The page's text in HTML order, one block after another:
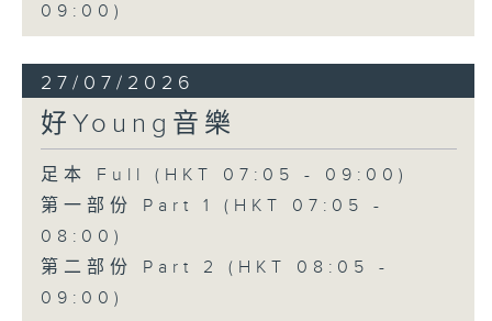
09:00)
27/07/2026
好Young音樂
足本 Full (HKT 07:05 - 09:00)
第一部份 Part 1 (HKT 07:05 -
08:00)
第二部份 Part 2 (HKT 08:05 -
09:00)